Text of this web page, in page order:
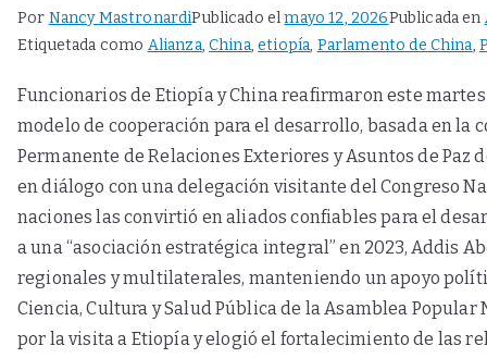
Por Nancy MastronardiPublicado elmayo 12, 2026Publicada en
Etiquetada como Alianza,China,etiopía, Parlamento de China,
Funcionarios de Etiopía y China reafirmaron este
modelo de cooperación para el desarrollo, basada en la
Permanente de Relaciones Exteriores y Asuntos de Paz
en diálogo con una delegación visitante del Congreso
naciones las convirtió en aliados confiables para el
a una “asociación estratégica integral” en 2023, Addis
regionales y multilaterales, manteniendo un apoyo
Ciencia, Cultura y Salud Pública de la Asamblea
por la visita a Etiopía y elogió el fortalecimiento de las